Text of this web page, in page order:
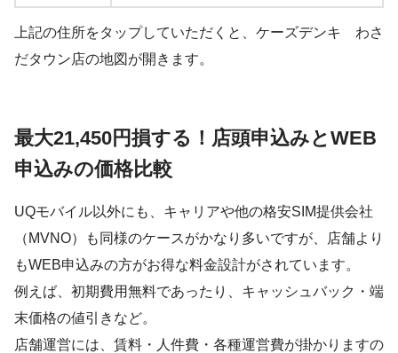
上記の住所をタップしていただくと、ケーズデンキ わさ
だタウン店の地図が開きます。
最大21,450円損する！店頭申込みとWEB
申込みの価格比較
UQモバイル以外にも、キャリアや他の格安SIM提供会社
（MVNO）も同様のケースがかなり多いですが、店舗より
もWEB申込みの方がお得な料金設計がされています。
例えば、初期費用無料であったり、キャッシュバック・端
末価格の値引きなど。
店舗運営には、賃料・人件費・各種運営費が掛かりますの